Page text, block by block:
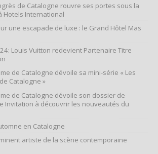
de Catalogne rouvre ses portes sous la
Hotels International
une escapade de luxe : le Grand Hôtel Mas
Louis Vuitton redevient Partenaire Titre
de Catalogne dévoile sa mini-série « Les
Catalogne »
de Catalogne dévoile son dossier de
Invitation à découvrir les nouveautés du
en Catalogne
artiste de la scène contemporaine